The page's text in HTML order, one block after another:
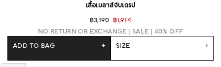
เสื้อเบลาส์จับเดรป
฿3,190 ฿1,914
NO RETURN OR EXCHANGE
SALE | 40% OFF
SIZE
ADD TO BAG +